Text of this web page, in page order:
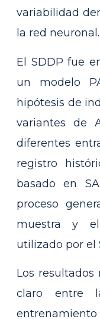
variabilidad
la red neuronal.
El SDDP fue
un modelo
hipótesis de
variantes de
diferentes
registro
basado en
proceso
muestra y
utilizado por el
Los
claro entre